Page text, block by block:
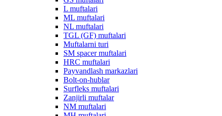
L muftalari
ML muftalari
NL muftalari
TGL (GF) muftalari
Muftalarni turi
SM spacer muftalari
HRC muftalari
Payvandlash markazlari
Bolt-on-hublar
Surfleks muftalari
Zanjirli muftalar
NM muftalari